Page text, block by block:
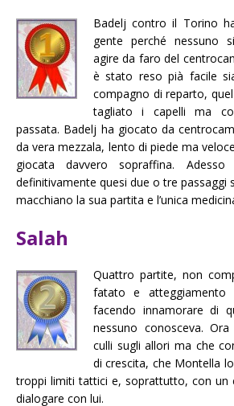
Badelj contro il Torino
gente perché nessuno
agire da faro del
è stato reso pià facile
compagno di reparto,
tagliato i capelli ma
passata. Badelj ha giocato da
da vera mezzala, lento di piede ma
giocata davvero sopraffina. Adesso
definitivamente quesi due o tre passaggi
macchiano la sua partita e l’unica
Salah
Quattro partite, non
fatato e atteggiamento
facendo innamorare di
nessuno conosceva.
culli sugli allori ma che
di crescita, che Montella
troppi limiti tattici e, soprattutto, con un
dialogare con lui.